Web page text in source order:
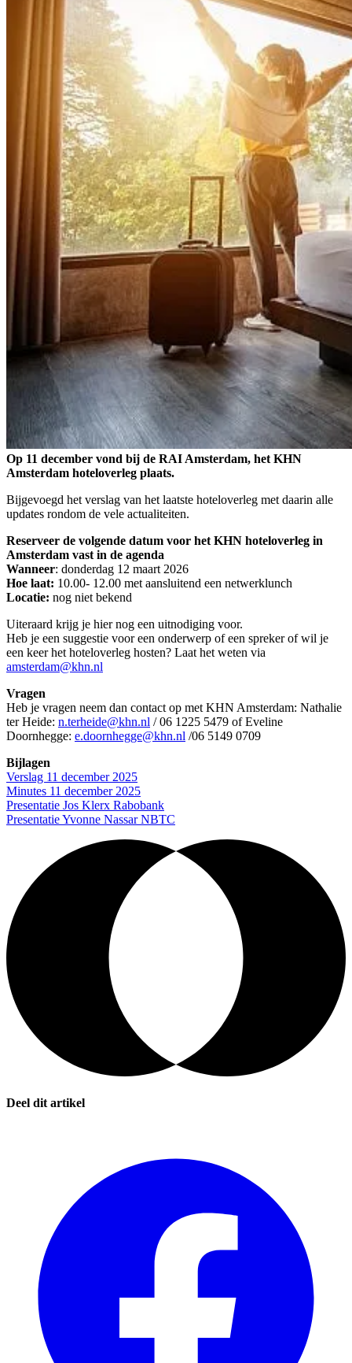
Op 11 december vond bij de RAI Amsterdam, het KHN
Amsterdam hoteloverleg plaats.
Bijgevoegd het verslag van het laatste hoteloverleg met daarin alle
updates rondom de vele actualiteiten.
Reserveer de volgende datum voor het KHN hoteloverleg in
Amsterdam vast in de agenda
Wanneer: donderdag 12 maart 2026
Hoe laat: 10.00- 12.00 met aansluitend een netwerklunch
Locatie: nog niet bekend
Uiteraard krijg je hier nog een uitnodiging voor.
Heb je een suggestie voor een onderwerp of een spreker of wil je
een keer het hoteloverleg hosten? Laat het weten via
amsterdam@khn.nl
Vragen
Heb je vragen neem dan contact op met KHN Amsterdam: Nathalie
ter Heide: n.terheide@khn.nl / 06 1225 5479 of Eveline
Doornhegge: e.doornhegge@khn.nl /06 5149 0709
Bijlagen
Verslag 11 december 2025
Minutes 11 december 2025
Presentatie Jos Klerx Rabobank
Presentatie Yvonne Nassar NBTC
Deel dit artikel